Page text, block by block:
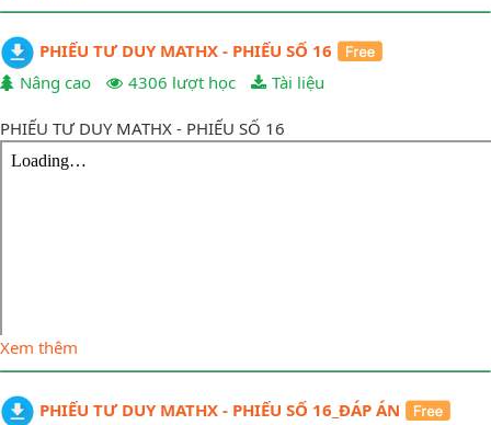
PHIẾU TƯ DUY MATHX - PHIẾU SỐ 16
Nâng cao
4306 lượt học Tài liệu
PHIẾU TƯ DUY MATHX - PHIẾU SỐ 16
Xem thêm
PHIẾU TƯ DUY MATHX - PHIẾU SỐ 16_ĐÁP ÁN